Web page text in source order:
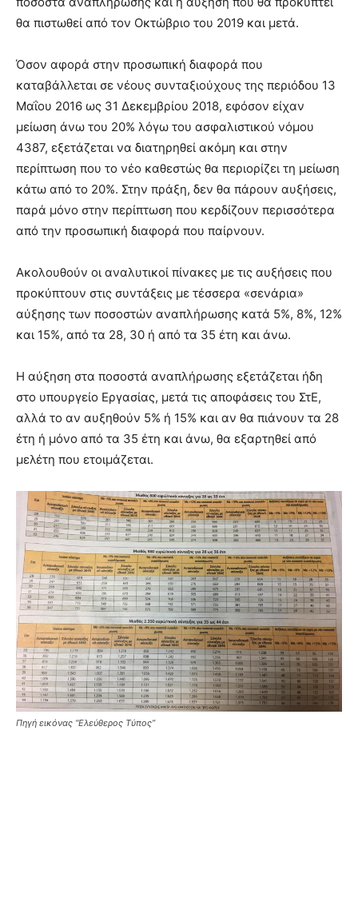
θα πιστωθεί από τον Οκτώβριο του 2019 και μετά.
Όσον αφορά στην προσωπική διαφορά που
καταβάλλεται σε νέους συνταξιούχους της περιόδου 13
Μαΐου 2016 ως 31 Δεκεμβρίου 2018, εφόσον είχαν
μείωση άνω του 20% λόγω του ασφαλιστικού νόμου
4387, εξετάζεται να διατηρηθεί ακόμη και στην
περίπτωση που το νέο καθεστώς θα περιορίζει τη μείωση
κάτω από το 20%. Στην πράξη, δεν θα πάρουν αυξήσεις,
παρά μόνο στην περίπτωση που κερδίζουν περισσότερα
από την προσωπική διαφορά που παίρνουν.
Ακολουθούν οι αναλυτικοί πίνακες με τις αυξήσεις που
προκύπτουν στις συντάξεις με τέσσερα «σενάρια»
αύξησης των ποσοστών αναπλήρωσης κατά 5%, 8%, 12%
και 15%, από τα 28, 30 ή από τα 35 έτη και άνω.
Η αύξηση στα ποσοστά αναπλήρωσης εξετάζεται ήδη
στο υπουργείο Εργασίας, μετά τις αποφάσεις του ΣτΕ,
αλλά το αν αυξηθούν 5% ή 15% και αν θα πιάνουν τα 28
έτη ή μόνο από τα 35 έτη και άνω, θα εξαρτηθεί από
μελέτη που ετοιμάζεται.
Πηγή εικόνας “Ελεύθερος Tύπος”